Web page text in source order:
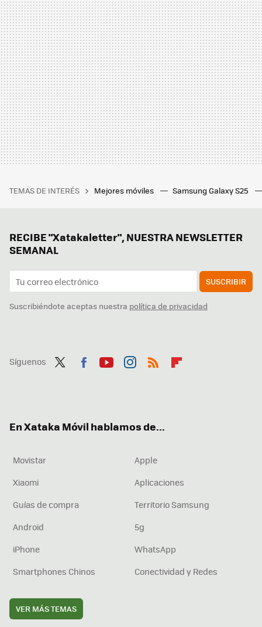
TEMAS DE INTERÉS Mejores móviles Samsung Galaxy S25
RECIBE "Xatakaletter", NUESTRA NEWSLETTER
SEMANAL
SUSCRIBIR
Suscribiéndote aceptas nuestra política de privacidad
Síguenos
En Xataka Móvil hablamos de...
Movistar
Apple
Xiaomi
Aplicaciones
Guías de compra
Territorio Samsung
Android
5g
iPhone
WhatsApp
Smartphones Chinos
Conectividad y Redes
VER MÁS TEMAS